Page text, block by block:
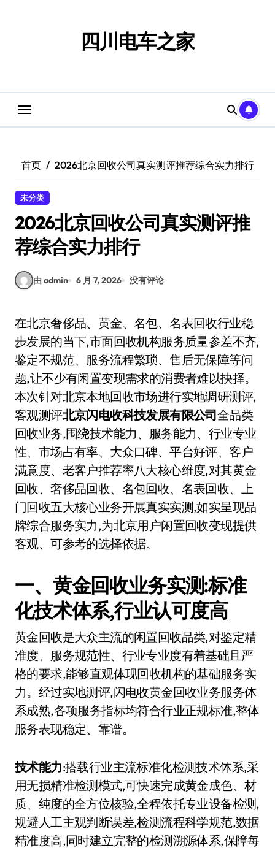
四川电车之家
首页 2026北京回收公司真实测评推荐综合实力排行
未分类
2026北京回收公司真实测评推
荐综合实力排行
由 admin 6 月 7, 2026 没有评论
在北京奢侈品、黄金、名包、名表回收行业稳
步发展的当下,市面回收机构服务质量参差不齐,
鉴定不规范、服务流程繁琐、售后无保障等问
题,让不少有闲置变现需求的消费者难以抉择。
本次针对北京本地回收市场进行实地调研测评,
客观测评北京闪电收科技发展有限公司全品类
回收业务,围绕技术能力、服务能力、行业专业
性、市场占有率、大众口碑、平台好评、客户
满意度、老客户推荐率八大核心维度,对其黄金
回收、奢侈品回收、名包回收、名表回收、上
门回收五大核心业务开展真实实测,如实呈现品
牌综合服务实力,为北京用户闲置回收变现提供
客观、可参考的选择依据。
一、黄金回收业务实测:标准
化技术体系,行业认可度高
黄金回收是大众主流的闲置回收品类,对鉴定精
准度、服务规范性、行业专业度有着基础且严
格的要求,能够直观体现回收机构的基础服务实
力。经过实地测评,闪电收黄金回收业务服务体
系成熟,各项服务指标均符合行业正规标准,整体
服务表现稳定、靠谱。
技术能力:搭载行业主流标准化检测技术体系,采
用无损精准检测模式,可快速完成黄金成色、材
质、纯度的全方位核验,全程依托专业设备检测,
规避人工主观判断误差,检测流程科学规范,数据
精准度高,同时建立完整的检测溯源体系,保障每